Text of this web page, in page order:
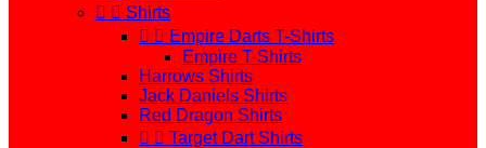
  Shirts
  Empire Darts T-Shirts
Empire T-Shirts
Harrows Shirts
Jack Daniels Shirts
Red Dragon Shirts
  Target Dart Shirts